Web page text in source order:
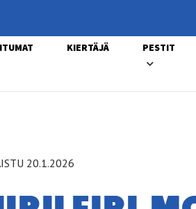
KIERTÄJÄ PESTIT
20.1.2026